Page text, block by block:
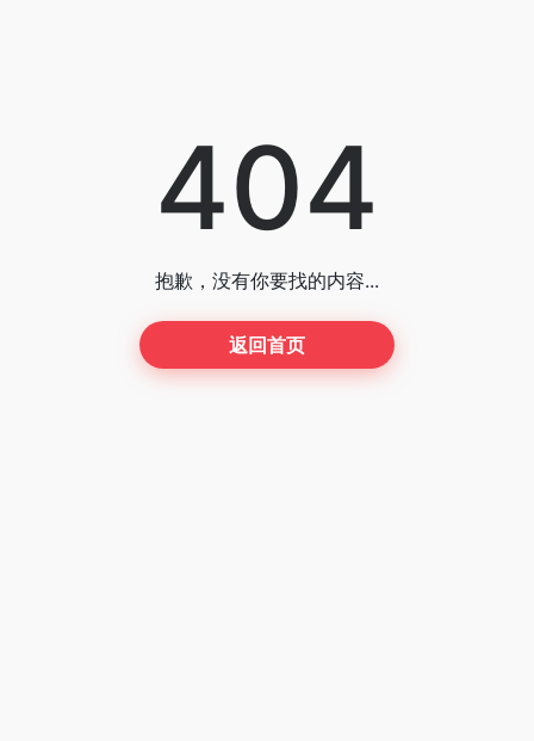
404
抱歉，没有你要找的内容...
返回首页